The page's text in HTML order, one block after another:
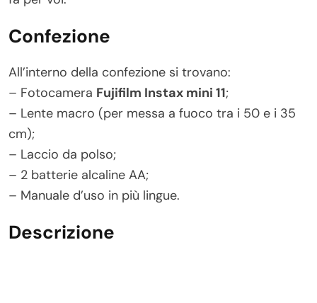
Confezione
All’interno della confezione si trovano:
– Fotocamera Fujifilm Instax mini 11;
– Lente macro (per messa a fuoco tra i 50 e i 35
cm);
– Laccio da polso;
– 2 batterie alcaline AA;
– Manuale d’uso in più lingue.
Descrizione